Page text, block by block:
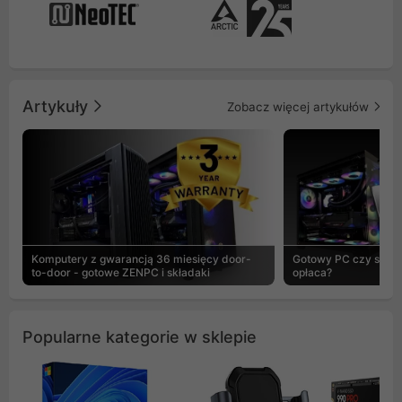
Artykuły Zobacz więcej artykułów
Komputery z gwarancją 36 miesięcy door-
to-door - gotowe ZENPC i składaki
Gotowy PC czy
opłaca?
Popularne kategorie w sklepie